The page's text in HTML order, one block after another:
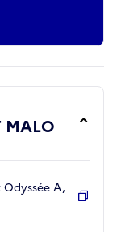
MALO
A,